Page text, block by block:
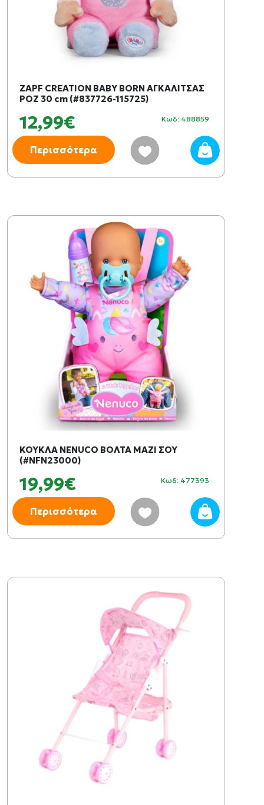
ZAPF CREATION BABY BORN ΑΓΚΑΛΙΤΣΑΣ
ΡΟΖ 30 cm (#837726-115725)
12,99€ Κωδ: 488859
Περισσότερα
ΚΟΥΚΛΑ NENUCO ΒΟΛΤΑ ΜΑΖΙ ΣΟΥ
(#NFN23000)
19,99€ Κωδ: 477393
Περισσότερα